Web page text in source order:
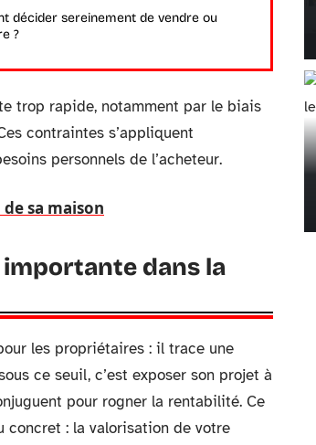
décider sereinement de vendre ou
?
trop rapide, notamment par le biais
contraintes s’appliquent
personnels de l’acheteur.
sa maison
importante dans la
les propriétaires : il trace une
ce seuil, c’est exposer son projet à
pour rogner la rentabilité. Ce
concret : la valorisation de votre